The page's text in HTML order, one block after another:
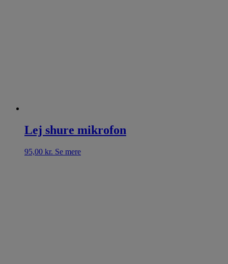
Lej shure mikrofon
95,00 kr. Se mere